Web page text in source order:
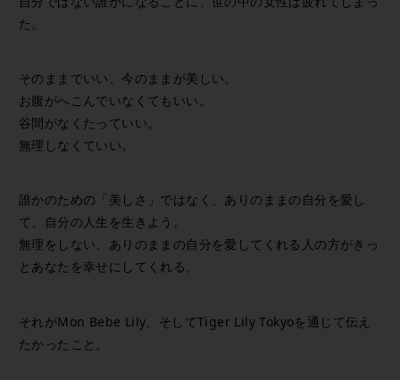
た。
そのままでいい、今のままが美しい。
お腹がへこんでいなくてもいい。
谷間がなくたっていい。
無理しなくていい。
誰かのための「美しさ」ではなく、ありのままの自分を愛し
て、自分の人生を生きよう。
無理をしない、ありのままの自分を愛してくれる人の方がきっ
とあなたを幸せにしてくれる。
それがMon Bebe Lily、そしてTiger Lily Tokyoを通じて伝え
たかったこと。